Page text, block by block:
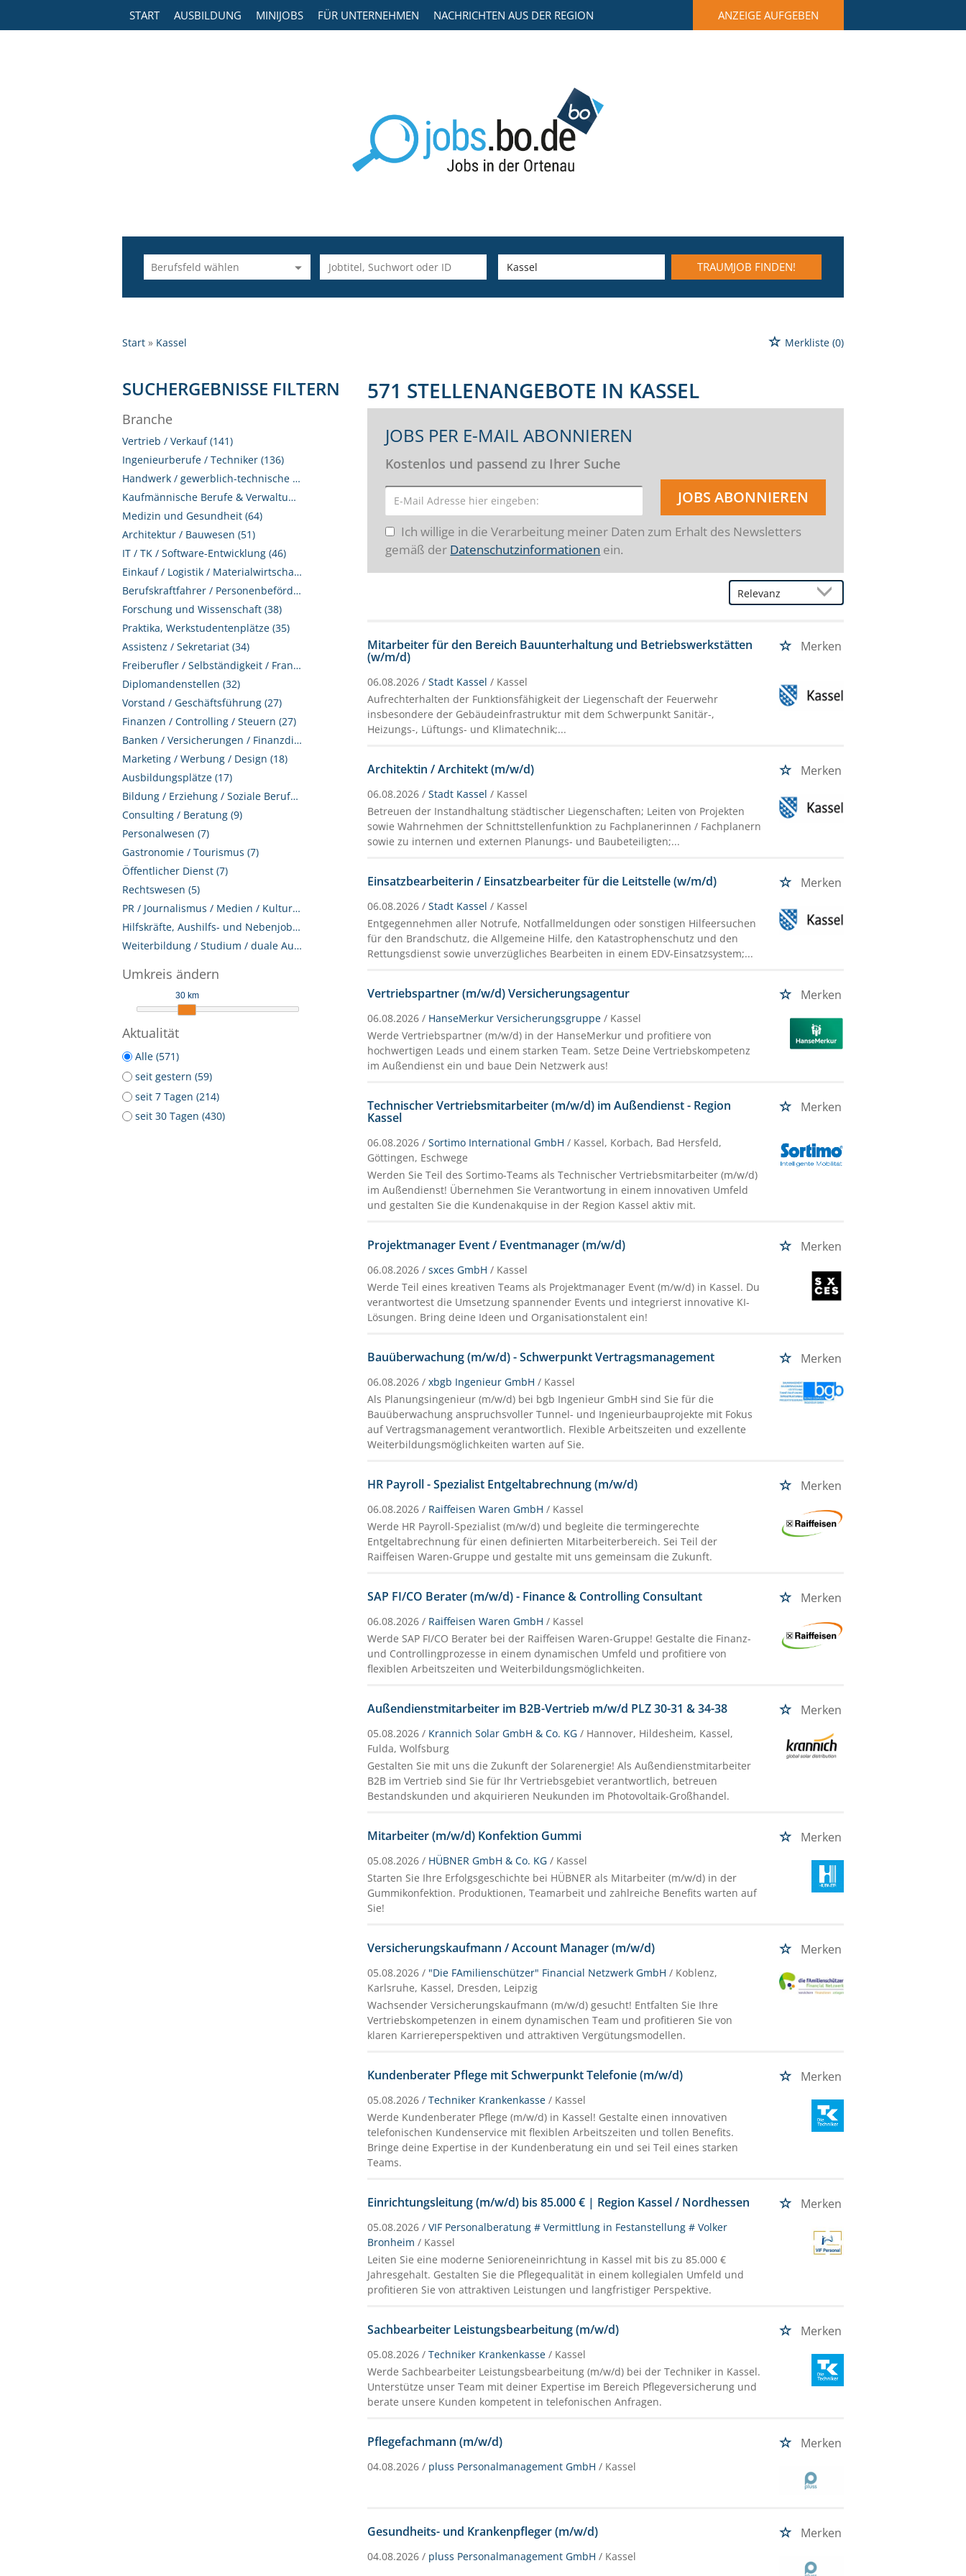
START AUSBILDUNG MINIJOBS FÜR UNTERNEHMEN NACHRICHTEN AUS DER REGION ANZEIGE AUFGEBEN
TRAUMJOB FINDEN!
Start Kassel Merkliste (0)
SUCHERGEBNISSE FILTERN
Branche
Vertrieb / Verkauf (141)
Ingenieurberufe / Techniker (136)
Handwerk / gewerblich-technische Berufe (117)
Kaufmännische Berufe & Verwaltung (88)
Medizin und Gesundheit (64)
Architektur / Bauwesen (51)
IT / TK / Software-Entwicklung (46)
Einkauf / Logistik / Materialwirtschaft (41)
Berufskraftfahrer / Personenbeförderung (Land, Wasser, Luft) (39)
Forschung und Wissenschaft (38)
Praktika, Werkstudentenplätze (35)
Assistenz / Sekretariat (34)
Freiberufler / Selbständigkeit / Franchise (32)
Diplomandenstellen (32)
Vorstand / Geschäftsführung (27)
Finanzen / Controlling / Steuern (27)
Banken / Versicherungen / Finanzdienstleister (24)
Marketing / Werbung / Design (18)
Ausbildungsplätze (17)
Bildung / Erziehung / Soziale Berufe (12)
Consulting / Beratung (9)
Personalwesen (7)
Gastronomie / Tourismus (7)
Öffentlicher Dienst (7)
Rechtswesen (5)
PR / Journalismus / Medien / Kultur (2)
Hilfskräfte, Aushilfs- und Nebenjobs (1)
Weiterbildung / Studium / duale Ausbildung (1)
Umkreis ändern
30 km
Aktualität
Alle (571)
seit gestern (59)
seit 7 Tagen (214)
seit 30 Tagen (430)
571 STELLENANGEBOTE IN KASSEL
JOBS PER E-MAIL ABONNIEREN
Kostenlos und passend zu Ihrer Suche
JOBS ABONNIEREN
Ich willige in die Verarbeitung meiner Daten zum Erhalt des Newsletters
gemäß der Datenschutzinformationen ein.
Mitarbeiter für den Bereich Bauunterhaltung und Betriebswerkstätten
(w/m/d)
Merken
06.08.2026 /Stadt Kassel / Kassel
Aufrechterhalten der Funktionsfähigkeit der Liegenschaft der Feuerwehr
insbesondere der Gebäudeinfrastruktur mit dem Schwerpunkt Sanitär-,
Heizungs-, Lüftungs- und Klimatechnik;...
Architektin / Architekt (m/w/d) Merken
06.08.2026 /Stadt Kassel / Kassel
Betreuen der Instandhaltung städtischer Liegenschaften; Leiten von Projekten
sowie Wahrnehmen der Schnittstellenfunktion zu Fachplanerinnen / Fachplanern
sowie zu internen und externen Planungs- und Baubeteiligten;...
Einsatzbearbeiterin / Einsatzbearbeiter für die Leitstelle (w/m/d) Merken
06.08.2026 /Stadt Kassel / Kassel
Entgegennehmen aller Notrufe, Notfallmeldungen oder sonstigen Hilfeersuchen
für den Brandschutz, die Allgemeine Hilfe, den Katastrophenschutz und den
Rettungsdienst sowie unverzügliches Bearbeiten in einem EDV-Einsatzsystem;...
Vertriebspartner (m/w/d) Versicherungsagentur Merken
06.08.2026 / HanseMerkur Versicherungsgruppe / Kassel
Werde Vertriebspartner (m/w/d) in der HanseMerkur und profitiere von
hochwertigen Leads und einem starken Team. Setze Deine Vertriebskompetenz
im Außendienst ein und baue Dein Netzwerk aus!
Technischer Vertriebsmitarbeiter (m/w/d) im Außendienst - Region
Kassel
Merken
06.08.2026 /Sortimo International GmbH / Kassel, Korbach, Bad Hersfeld,
Göttingen, Eschwege
Werden Sie Teil des Sortimo-Teams als Technischer Vertriebsmitarbeiter (m/w/d)
im Außendienst! Übernehmen Sie Verantwortung in einem innovativen Umfeld
und gestalten Sie die Kundenakquise in der Region Kassel aktiv mit.
Projektmanager Event / Eventmanager (m/w/d) Merken
06.08.2026 /sxces GmbH / Kassel
Werde Teil eines kreativen Teams als Projektmanager Event (m/w/d) in Kassel. Du
verantwortest die Umsetzung spannender Events und integrierst innovative KI-
Lösungen. Bring deine Ideen und Organisationstalent ein!
Bauüberwachung (m/w/d) - Schwerpunkt Vertragsmanagement Merken
06.08.2026 /xbgb Ingenieur GmbH / Kassel
Als Planungsingenieur (m/w/d) bei bgb Ingenieur GmbH sind Sie für die
Bauüberwachung anspruchsvoller Tunnel- und Ingenieurbauprojekte mit Fokus
auf Vertragsmanagement verantwortlich. Flexible Arbeitszeiten und exzellente
Weiterbildungsmöglichkeiten warten auf Sie.
HR Payroll - Spezialist Entgeltabrechnung (m/w/d) Merken
06.08.2026 / Raiffeisen Waren GmbH / Kassel
Werde HR Payroll-Spezialist (m/w/d) und begleite die termingerechte
Entgeltabrechnung für einen definierten Mitarbeiterbereich. Sei Teil der
Raiffeisen Waren-Gruppe und gestalte mit uns gemeinsam die Zukunft.
SAP FI/CO Berater (m/w/d) - Finance & Controlling Consultant Merken
06.08.2026 / Raiffeisen Waren GmbH / Kassel
Werde SAP FI/CO Berater bei der Raiffeisen Waren-Gruppe! Gestalte die Finanz-
und Controllingprozesse in einem dynamischen Umfeld und profitiere von
flexiblen Arbeitszeiten und Weiterbildungsmöglichkeiten.
Außendienstmitarbeiter im B2B-Vertrieb m/w/d PLZ 30-31 & 34-38 Merken
05.08.2026 / Krannich Solar GmbH & Co. KG / Hannover, Hildesheim, Kassel,
Fulda, Wolfsburg
Gestalten Sie mit uns die Zukunft der Solarenergie! Als Außendienstmitarbeiter
B2B im Vertrieb sind Sie für Ihr Vertriebsgebiet verantwortlich, betreuen
Bestandskunden und akquirieren Neukunden im Photovoltaik-Großhandel.
Mitarbeiter (m/w/d) Konfektion Gummi Merken
05.08.2026 / HÜBNER GmbH & Co. KG / Kassel
Starten Sie Ihre Erfolgsgeschichte bei HÜBNER als Mitarbeiter (m/w/d) in der
Gummikonfektion. Produktionen, Teamarbeit und zahlreiche Benefits warten auf
Sie!
Versicherungskaufmann / Account Manager (m/w/d) Merken
05.08.2026 / "Die FAmilienschützer" Financial Netzwerk GmbH / Koblenz,
Karlsruhe, Kassel, Dresden, Leipzig
Wachsender Versicherungskaufmann (m/w/d) gesucht! Entfalten Sie Ihre
Vertriebskompetenzen in einem dynamischen Team und profitieren Sie von
klaren Karriereperspektiven und attraktiven Vergütungsmodellen.
Kundenberater Pflege mit Schwerpunkt Telefonie (m/w/d) Merken
05.08.2026 /Techniker Krankenkasse / Kassel
Werde Kundenberater Pflege (m/w/d) in Kassel! Gestalte einen innovativen
telefonischen Kundenservice mit flexiblen Arbeitszeiten und tollen Benefits.
Bringe deine Expertise in der Kundenberatung ein und sei Teil eines starken
Teams.
Einrichtungsleitung (m/w/d) bis 85.000 € | Region Kassel / Nordhessen Merken
05.08.2026 /VIF Personalberatung # Vermittlung in Festanstellung # Volker
Bronheim / Kassel
Leiten Sie eine moderne Senioreneinrichtung in Kassel mit bis zu 85.000 €
Jahresgehalt. Gestalten Sie die Pflegequalität in einem kollegialen Umfeld und
profitieren Sie von attraktiven Leistungen und langfristiger Perspektive.
Sachbearbeiter Leistungsbearbeitung (m/w/d) Merken
05.08.2026 /Techniker Krankenkasse / Kassel
Werde Sachbearbeiter Leistungsbearbeitung (m/w/d) bei der Techniker in Kassel.
Unterstütze unser Team mit deiner Expertise im Bereich Pflegeversicherung und
berate unsere Kunden kompetent in telefonischen Anfragen.
Pflegefachmann (m/w/d) Merken
04.08.2026 / pluss Personalmanagement GmbH / Kassel
Gesundheits- und Krankenpfleger (m/w/d) Merken
04.08.2026 / pluss Personalmanagement GmbH / Kassel